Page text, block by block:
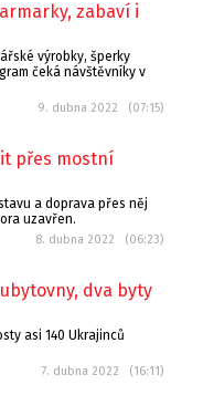
zabaví i
výrobky, šperky
čeká návštěvníky v
9. dubna 2022 (07:15)
přes mostní
a doprava přes něj
uzavřen.
8. dubna 2022 (06:23)
dva byty
asi 140 Ukrajinců
7. dubna 2022 (16:11)